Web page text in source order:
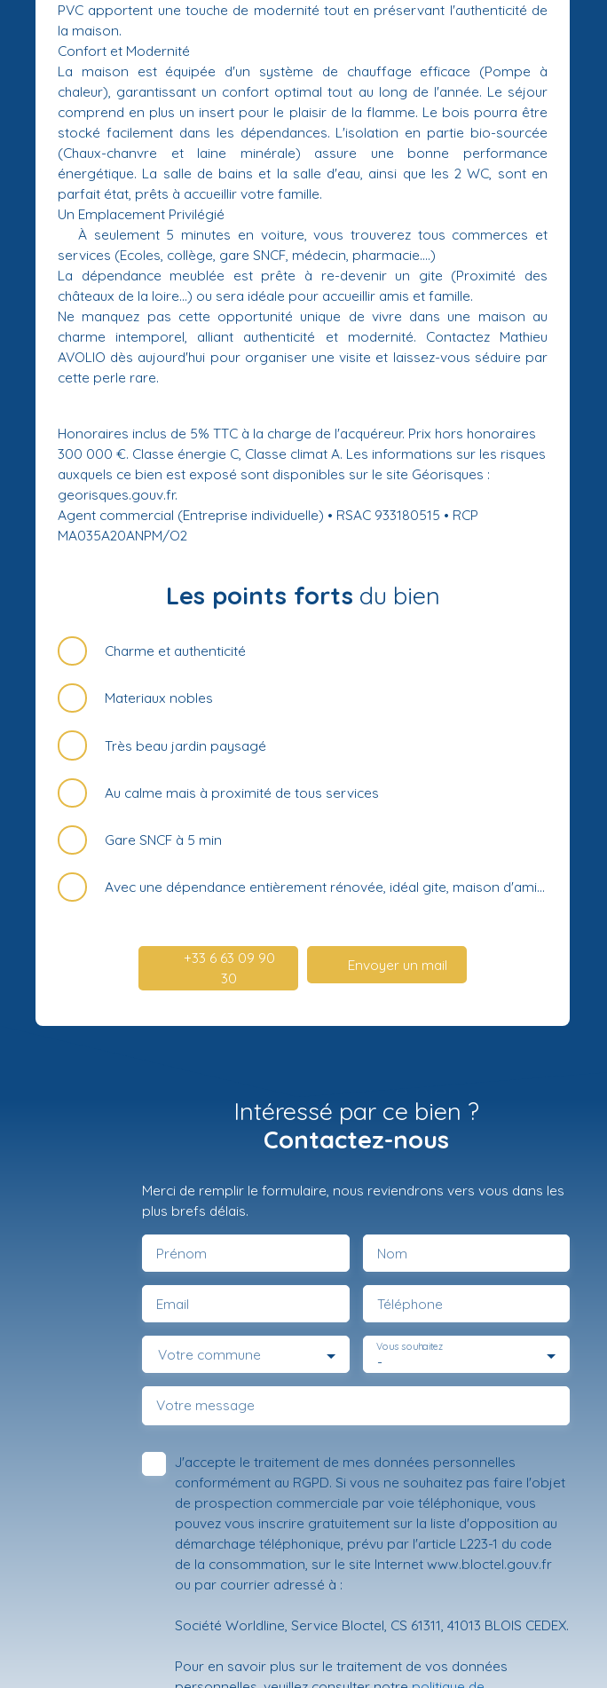
PVC apportent une touche de modernité tout en préservant l'authenticité de
la maison.
Confort et Modernité
La maison est équipée d'un système de chauffage efficace (Pompe à
chaleur), garantissant un confort optimal tout au long de l'année. Le séjour
comprend en plus un insert pour le plaisir de la flamme. Le bois pourra être
stocké facilement dans les dépendances. L'isolation en partie bio-sourcée
(Chaux-chanvre et laine minérale) assure une bonne performance
énergétique. La salle de bains et la salle d'eau, ainsi que les 2 WC, sont en
parfait état, prêts à accueillir votre famille.
Un Emplacement Privilégié
À seulement 5 minutes en voiture, vous trouverez tous commerces et
services (Ecoles, collège, gare SNCF, médecin, pharmacie....)
La dépendance meublée est prête à re-devenir un gite (Proximité des
châteaux de la loire...) ou sera idéale pour accueillir amis et famille.
Ne manquez pas cette opportunité unique de vivre dans une maison au
charme intemporel, alliant authenticité et modernité. Contactez Mathieu
AVOLIO dès aujourd'hui pour organiser une visite et laissez-vous séduire par
cette perle rare.
Honoraires inclus de 5% TTC à la charge de l'acquéreur. Prix hors honoraires
300 000 €. Classe énergie C, Classe climat A. Les informations sur les risques
auxquels ce bien est exposé sont disponibles sur le site Géorisques :
georisques.gouv.fr.
Agent commercial (Entreprise individuelle) • RSAC 933180515 • RCP
MA035A20ANPM/O2
Les points forts du bien
Charme et authenticité
Materiaux nobles
Très beau jardin paysagé
Au calme mais à proximité de tous services
Gare SNCF à 5 min
Avec une dépendance entièrement rénovée, idéal gite, maison d'amis...
+33 6 63 09 90
30
Envoyer un mail
Intéressé par ce bien ?
Contactez-nous
Merci de remplir le formulaire, nous reviendrons vers vous dans les
plus brefs délais.
Prénom Nom
Email Téléphone
Votre commune -
Vous souhaitez
Votre message
J'accepte le traitement de mes données personnelles
conformément au RGPD. Si vous ne souhaitez pas faire l'objet
de prospection commerciale par voie téléphonique, vous
pouvez vous inscrire gratuitement sur la liste d'opposition au
démarchage téléphonique, prévu par l'article L223-1 du code
de la consommation, sur le site Internet www.bloctel.gouv.fr
ou par courrier adressé à :
Société Worldline, Service Bloctel, CS 61311, 41013 BLOIS CEDEX.
Pour en savoir plus sur le traitement de vos données